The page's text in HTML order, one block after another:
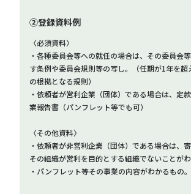
➁登録資料例
〈必須資料〉
・各種委員会等への就任の場合は、その委員会
す条例や委員会規則等の写し。（任期が1年を超
の根拠となる規則）
・依頼者が営利企業（団体）である場合は、定
業報告書（パンフレット等でも可）
〈その他資料〉
・依頼者が非営利企業（団体）である場合は、
その組織が営利を目的とする組織でないことがわ
・パンフレット等その事業の内容がわかるもの。